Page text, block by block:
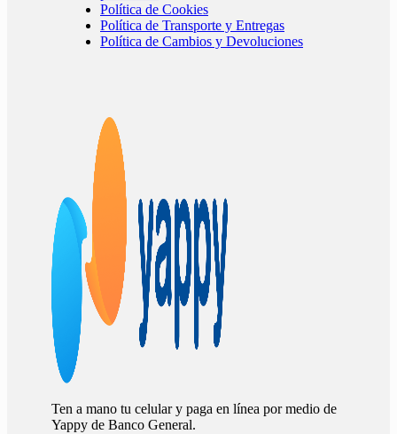
Política de Cookies
Política de Transporte y Entregas
Política de Cambios y Devoluciones
Ten a mano tu celular y paga en línea por medio de
Yappy de Banco General.